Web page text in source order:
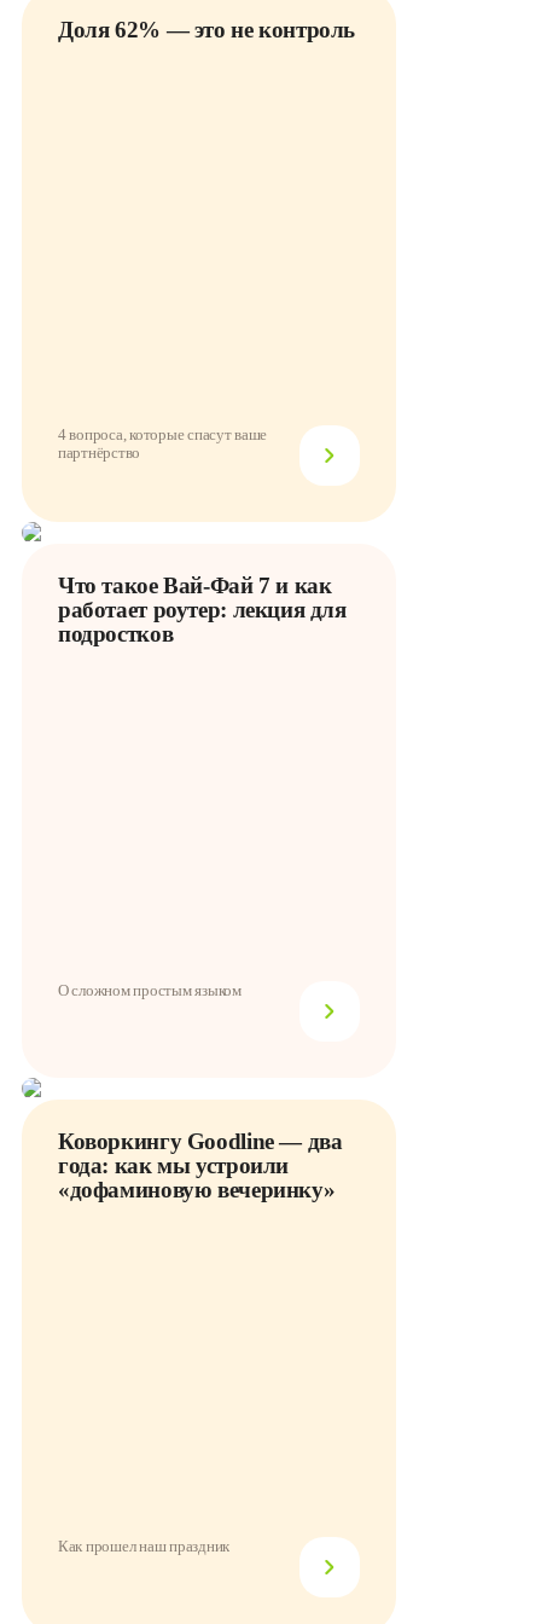
Доля 62% — это не контроль
4 вопроса, которые спасут ваше
партнёрство
Что такое Вай-Фай 7 и как
работает роутер: лекция для
подростков
О сложном простым языком
Коворкингу Goodline — два
года: как мы устроили
«дофаминовую вечеринку»
Как прошел наш праздник